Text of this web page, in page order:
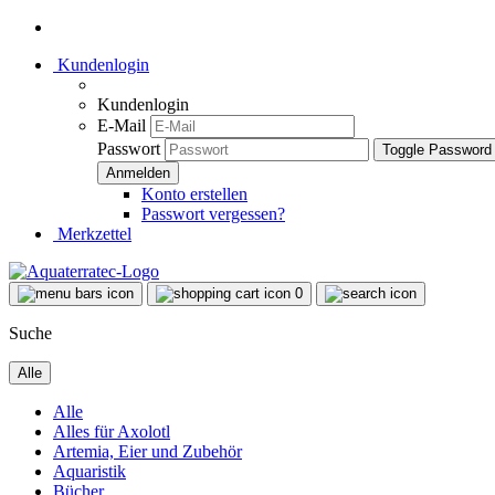
Kundenlogin
Kundenlogin
E-Mail
Passwort
Toggle
Konto erstellen
Passwort vergessen?
Merkzettel
0
Suche
Alle
Alle
Alles für Axolotl
Artemia, Eier und Zubehör
Aquaristik
Bücher